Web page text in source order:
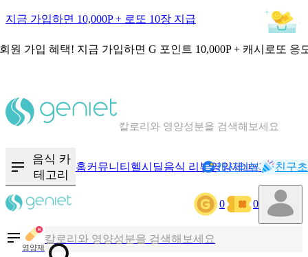
지금 가입하면 10,000P + 로또 10장 지급
원 가입 혜택! 지금 가입하면 G 포인트 10,000P + 캐시로또 응
칼로리와 영양성분을 검색해보세요
음식 카
테고리
홈커뮤니티 헬시딜음식 리뷰영양제NEW기록
캐시리뷰 친구
0 0
영양제
칼로리와 영양성분을 검색해보세요